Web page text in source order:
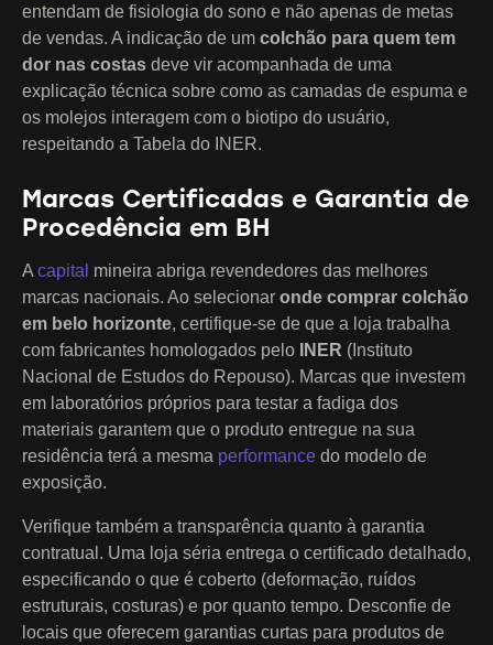
entendam de fisiologia do sono e não apenas de metas
de vendas. A indicação de um colchão para quem tem
dor nas costas deve vir acompanhada de uma
explicação técnica sobre como as camadas de espuma e
os molejos interagem com o biotipo do usuário,
respeitando a Tabela do INER.
Marcas Certificadas e Garantia de
Procedência em BH
A capital mineira abriga revendedores das melhores
marcas nacionais. Ao selecionar onde comprar colchão
em belo horizonte, certifique-se de que a loja trabalha
com fabricantes homologados pelo
INER (Instituto
Nacional de Estudos do Repouso). Marcas que investem
em laboratórios próprios para testar a fadiga dos
materiais garantem que o produto entregue na sua
residência terá a mesma performance do modelo de
exposição.
Verifique também a transparência quanto à garantia
contratual. Uma loja séria entrega o certificado detalhado,
especificando o que é coberto (deformação, ruídos
estruturais, costuras) e por quanto tempo. Desconfie de
locais que oferecem garantias curtas para produtos de